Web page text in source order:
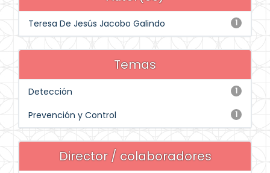
1
Teresa De Jesús Jacobo Galindo
Temas
1
Detección
1
Prevención y Control
Director / colaboradores